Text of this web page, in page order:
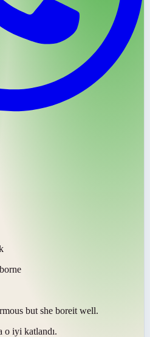
but she boreit well.
o iyi katlandı.